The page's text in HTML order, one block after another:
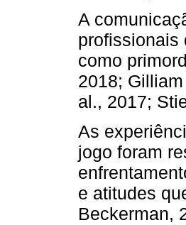
A
profissionais
como
2018;
al., 2017;
As
jogo foram
e atitudes
Beckerman,